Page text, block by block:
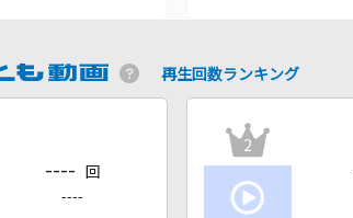
再生回数ランキング
---- 回
----
2